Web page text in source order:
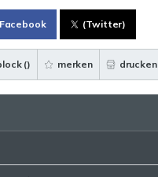
Facebook (Twitter)
() merken drucken